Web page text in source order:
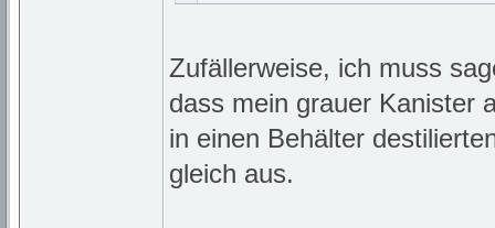
Zufällerweise, ich muss
dass mein grauer Kanister
in einen Behälter
gleich aus.